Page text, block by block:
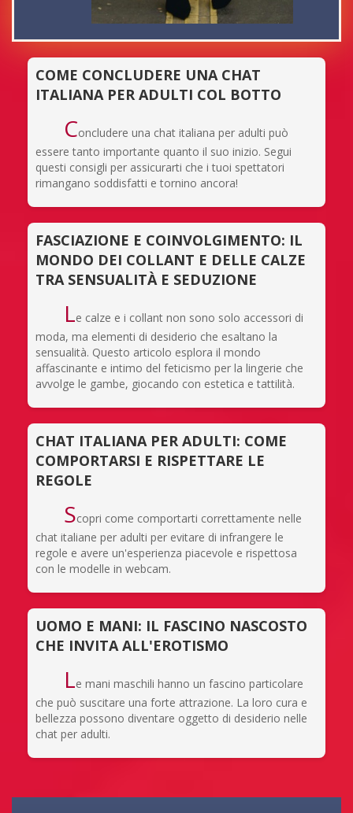
COME CONCLUDERE UNA CHAT
ITALIANA PER ADULTI COL BOTTO
Concludere una chat italiana per adulti può
essere tanto importante quanto il suo inizio. Segui
questi consigli per assicurarti che i tuoi spettatori
rimangano soddisfatti e tornino ancora!
FASCIAZIONE E COINVOLGIMENTO: IL
MONDO DEI COLLANT E DELLE CALZE
TRA SENSUALITÀ E SEDUZIONE
Le calze e i collant non sono solo accessori di
moda, ma elementi di desiderio che esaltano la
sensualità. Questo articolo esplora il mondo
affascinante e intimo del feticismo per la lingerie che
avvolge le gambe, giocando con estetica e tattilità.
CHAT ITALIANA PER ADULTI: COME
COMPORTARSI E RISPETTARE LE
REGOLE
Scopri come comportarti correttamente nelle
chat italiane per adulti per evitare di infrangere le
regole e avere un'esperienza piacevole e rispettosa
con le modelle in webcam.
UOMO E MANI: IL FASCINO NASCOSTO
CHE INVITA ALL'EROTISMO
Le mani maschili hanno un fascino particolare
che può suscitare una forte attrazione. La loro cura e
bellezza possono diventare oggetto di desiderio nelle
chat per adulti.